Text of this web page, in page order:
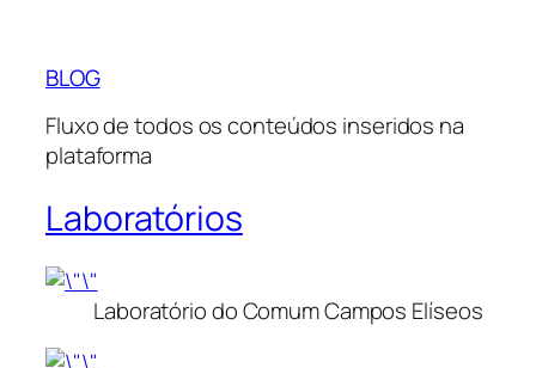
BLOG
Fluxo de todos os conteúdos inseridos na
plataforma
Laboratórios
Laboratório do Comum Campos Elíseos